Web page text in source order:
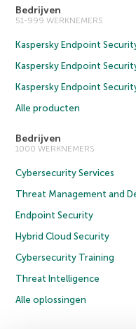
Bedrijven
51-999 WERKNEMERS
Kaspersky Endpoint
Kaspersky Endpoint
Kaspersky Endpoint
Alle producten
Bedrijven
1000 WERKNEMERS
Cybersecurity Services
Threat Management and
Endpoint Security
Hybrid Cloud Security
Cybersecurity Training
Threat Intelligence
Alle oplossingen